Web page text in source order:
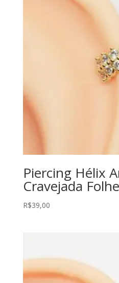
Piercing Hélix
Cravejada
R$39,00